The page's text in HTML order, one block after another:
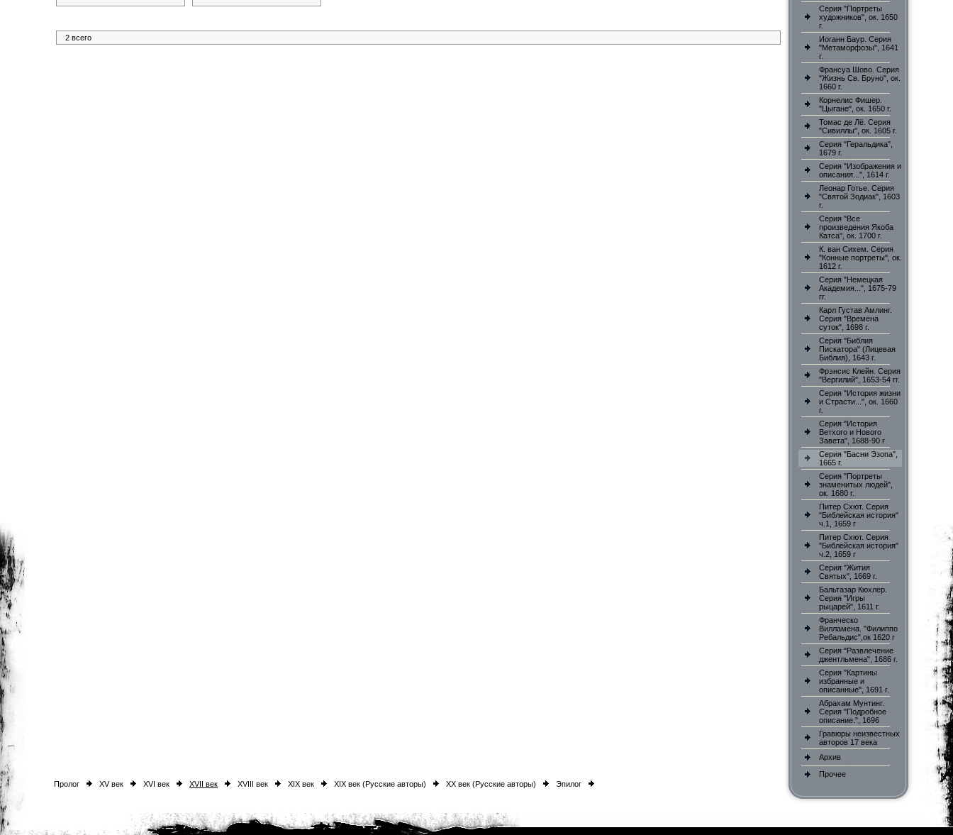
2 всего
Пролог XV век XVI век XVII век XVIII век XIX век XIX век (Русские авторы) XX век (Русские авторы) Эпилог
Серия "Портреты
художников", ок. 1650
г.
Иоганн Баур. Серия
"Метаморфозы", 1641
г.
Франсуа Шово. Серия
"Жизнь Св. Бруно", ок.
1660 г.
Корнелис Фишер.
"Цыгане", ок. 1650 г.
Томас де Лё. Серия
"Сивиллы", ок. 1605 г.
Серия "Геральдика",
1679 г.
Серия "Изображения и
описания...", 1614 г.
Леонар Готье. Серия
"Святой Зодиак", 1603
г.
Серия "Все
произведения Якоба
Катса", ок. 1700 г.
К. ван Сихем. Серия
"Конные портреты", ок.
1612 г.
Серия "Немецкая
Академия...", 1675-79
гг.
Карл Густав Амлинг.
Серия "Времена
суток", 1698 г.
Серия "Библия
Пискатора" (Лицевая
Библия), 1643 г.
Фрэнсис Клейн. Серия
"Вергилий", 1653-54 гг.
Серия "История жизни
и Страсти...", ок. 1660
г.
Серия "История
Ветхого и Нового
Завета", 1688-90 г
Серия "Басни Эзопа",
1665 г.
Серия "Портреты
знаменитых людей",
ок. 1680 г.
Питер Схют. Серия
"Библейская история"
ч.1, 1659 г
Питер Схют. Серия
"Библейская история"
ч.2, 1659 г
Серия "Жития
Святых", 1669 г.
Бальтазар Кюхлер.
Серия "Игры
рыцарей", 1611 г.
Франческо
Вилламена. "Филиппо
Ребальдис",ок 1620 г
Серия "Развлечение
джентльмена", 1686 г.
Серия "Картины
избранные и
описанные", 1691 г.
Абрахам Мунтинг.
Серия "Подробное
описание.", 1696
Гравюры неизвестных
авторов 17 века
Архив
Прочее